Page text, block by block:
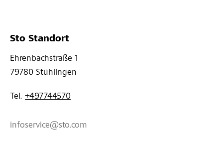
Sto Standort
Ehrenbachstraße 1
79780 Stühlingen
Tel. +497744570
infoservice@sto.com